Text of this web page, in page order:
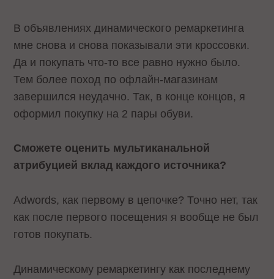
В объявлениях динамического ремаркетинга
мне снова и снова показывали эти кроссовки.
Да и покупать что-то все равно нужно было.
Тем более поход по офлайн-магазинам
завершился неудачно. Так, в конце концов, я
оформил покупку на 2 пары обуви.
Сможете оценить мультиканальной
атрибуцией вклад каждого источника?
Adwords, как первому в цепочке? Точно нет, так
как после первого посещения я вообще не был
готов покупать.
Динамическому ремаркетингу как последнему